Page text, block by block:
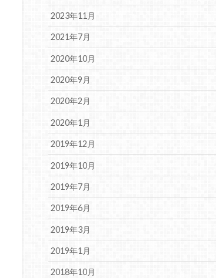
2023年11月
2021年7月
2020年10月
2020年9月
2020年2月
2020年1月
2019年12月
2019年10月
2019年7月
2019年6月
2019年3月
2019年1月
2018年10月